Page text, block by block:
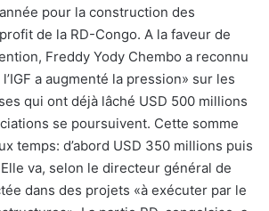
pour la construction des
de la RD-Congo. A la faveur de
Freddy Yody Chembo a reconnu
a augmenté la pression» sur les
qui ont déjà lâché USD 500 millions
se poursuivent. Cette somme
temps: d’abord USD 350 millions puis
va, selon le directeur général de
dans des projets «à exécuter par le